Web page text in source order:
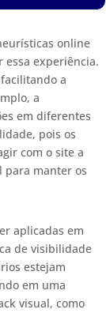
online
experiência.
a
a
em diferentes
pois os
com o site a
para manter os
aplicadas em
de visibilidade
estejam
em uma
visual, como